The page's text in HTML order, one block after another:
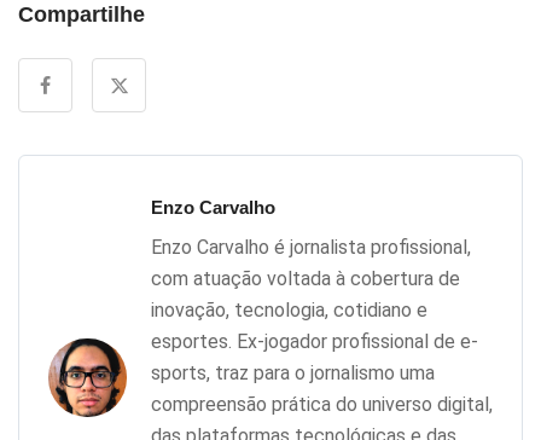
Compartilhe
Enzo Carvalho
Enzo Carvalho é jornalista profissional,
com atuação voltada à cobertura de
inovação, tecnologia, cotidiano e
esportes. Ex-jogador profissional de e-
sports, traz para o jornalismo uma
compreensão prática do universo digital,
das plataformas tecnológicas e das